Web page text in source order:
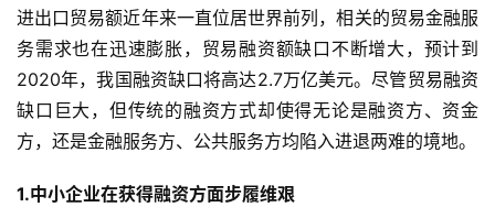
进出口贸易额近年来一直位居世界前列，相关的贸易金融服
务需求也在迅速膨胀，贸易融资额缺口不断增大，预计到
2020年，我国融资缺口将高达2.7万亿美元。尽管贸易融资
缺口巨大，但传统的融资方式却使得无论是融资方、资金
方，还是金融服务方、公共服务方均陷入进退两难的境地。
1.中小企业在获得融资方面步履维艰